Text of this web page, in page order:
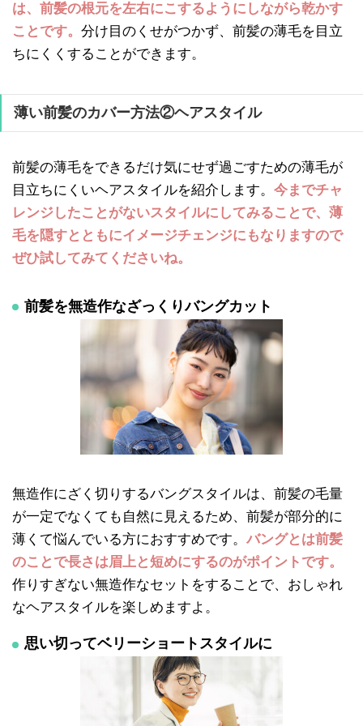
は、前髪の根元を左右にこするようにしながら乾かす
ことです。 分け目のくせがつかず、前髪の薄毛を目立
ちにくくすることができます。
薄い前髪のカバー方法②ヘアスタイル
前髪の薄毛をできるだけ気にせず過ごすための薄毛が
目立ちにくいヘアスタイルを紹介します。 今までチャ
レンジしたことがないスタイルにしてみることで、薄
毛を隠すとともにイメージチェンジにもなりますので
ぜひ試してみてくださいね。
前髪を無造作なざっくりバングカット
無造作にざく切りするバングスタイルは、前髪の毛量
が一定でなくても自然に見えるため、前髪が部分的に
薄くて悩んでいる方におすすめです。 バングとは前髪
のことで長さは眉上と短めにするのがポイントです。
作りすぎない無造作なセットをすることで、おしゃれ
なヘアスタイルを楽しめますよ。
思い切ってベリーショートスタイルに